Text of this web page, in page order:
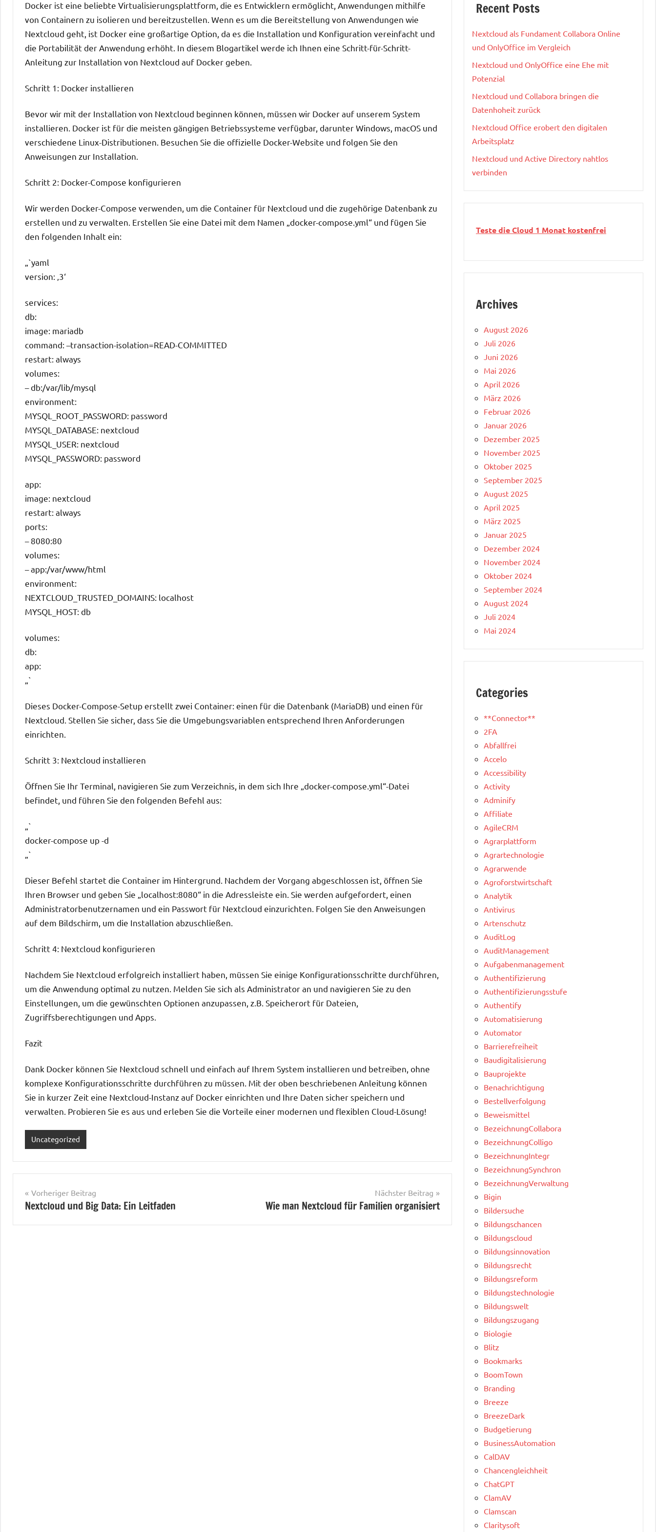
Docker ist eine beliebte Virtualisierungsplattform, die es Entwicklern ermöglicht, Anwendungen mithilfe
von Containern zu isolieren und bereitzustellen. Wenn es um die Bereitstellung von Anwendungen wie
Nextcloud geht, ist Docker eine großartige Option, da es die Installation und Konfiguration vereinfacht und
die Portabilität der Anwendung erhöht. In diesem Blogartikel werde ich Ihnen eine Schritt-für-Schritt-
Anleitung zur Installation von Nextcloud auf Docker geben.
Schritt 1: Docker installieren
Bevor wir mit der Installation von Nextcloud beginnen können, müssen wir Docker auf unserem System
installieren. Docker ist für die meisten gängigen Betriebssysteme verfügbar, darunter Windows, macOS und
verschiedene Linux-Distributionen. Besuchen Sie die offizielle Docker-Website und folgen Sie den
Anweisungen zur Installation.
Schritt 2: Docker-Compose konfigurieren
Wir werden Docker-Compose verwenden, um die Container für Nextcloud und die zugehörige Datenbank zu
erstellen und zu verwalten. Erstellen Sie eine Datei mit dem Namen „docker-compose.yml“ und fügen Sie
den folgenden Inhalt ein:
„`yaml
version: ‚3‘
services:
db:
image: mariadb
command: –transaction-isolation=READ-COMMITTED
restart: always
volumes:
– db:/var/lib/mysql
environment:
MYSQL_ROOT_PASSWORD: password
MYSQL_DATABASE: nextcloud
MYSQL_USER: nextcloud
MYSQL_PASSWORD: password
app:
image: nextcloud
restart: always
ports:
– 8080:80
volumes:
– app:/var/www/html
environment:
NEXTCLOUD_TRUSTED_DOMAINS: localhost
MYSQL_HOST: db
volumes:
db:
app:
„`
Dieses Docker-Compose-Setup erstellt zwei Container: einen für die Datenbank (MariaDB) und einen für
Nextcloud. Stellen Sie sicher, dass Sie die Umgebungsvariablen entsprechend Ihren Anforderungen
einrichten.
Schritt 3: Nextcloud installieren
Öffnen Sie Ihr Terminal, navigieren Sie zum Verzeichnis, in dem sich Ihre „docker-compose.yml“-Datei
befindet, und führen Sie den folgenden Befehl aus:
„`
docker-compose up -d
„`
Dieser Befehl startet die Container im Hintergrund. Nachdem der Vorgang abgeschlossen ist, öffnen Sie
Ihren Browser und geben Sie „localhost:8080“ in die Adressleiste ein. Sie werden aufgefordert, einen
Administratorbenutzernamen und ein Passwort für Nextcloud einzurichten. Folgen Sie den Anweisungen
auf dem Bildschirm, um die Installation abzuschließen.
Schritt 4: Nextcloud konfigurieren
Nachdem Sie Nextcloud erfolgreich installiert haben, müssen Sie einige Konfigurationsschritte durchführen,
um die Anwendung optimal zu nutzen. Melden Sie sich als Administrator an und navigieren Sie zu den
Einstellungen, um die gewünschten Optionen anzupassen, z.B. Speicherort für Dateien,
Zugriffsberechtigungen und Apps.
Fazit
Dank Docker können Sie Nextcloud schnell und einfach auf Ihrem System installieren und betreiben, ohne
komplexe Konfigurationsschritte durchführen zu müssen. Mit der oben beschriebenen Anleitung können
Sie in kurzer Zeit eine Nextcloud-Instanz auf Docker einrichten und Ihre Daten sicher speichern und
verwalten. Probieren Sie es aus und erleben Sie die Vorteile einer modernen und flexiblen Cloud-Lösung!
Uncategorized
Beitragsnavigation
Vorheriger Beitrag
Nextcloud und Big Data: Ein Leitfaden
Nächster Beitrag
Wie man Nextcloud für Familien organisiert
Recent Posts
Nextcloud als Fundament Collabora Online
und OnlyOffice im Vergleich
Nextcloud und OnlyOffice eine Ehe mit
Potenzial
Nextcloud und Collabora bringen die
Datenhoheit zurück
Nextcloud Office erobert den digitalen
Arbeitsplatz
Nextcloud und Active Directory nahtlos
verbinden
Teste die Cloud 1 Monat kostenfrei
Archives
August 2026
Juli 2026
Juni 2026
Mai 2026
April 2026
März 2026
Februar 2026
Januar 2026
Dezember 2025
November 2025
Oktober 2025
September 2025
August 2025
April 2025
März 2025
Januar 2025
Dezember 2024
November 2024
Oktober 2024
September 2024
August 2024
Juli 2024
Mai 2024
Categories
**Connector**
2FA
Abfallfrei
Accelo
Accessibility
Activity
Adminify
Affiliate
AgileCRM
Agrarplattform
Agrartechnologie
Agrarwende
Agroforstwirtschaft
Analytik
Antivirus
Artenschutz
AuditLog
AuditManagement
Aufgabenmanagement
Authentifizierung
Authentifizierungsstufe
Authentify
Automatisierung
Automator
Barrierefreiheit
Baudigitalisierung
Bauprojekte
Benachrichtigung
Bestellverfolgung
Beweismittel
BezeichnungCollabora
BezeichnungColligo
BezeichnungIntegr
BezeichnungSynchron
BezeichnungVerwaltung
Bigin
Bildersuche
Bildungschancen
Bildungscloud
Bildungsinnovation
Bildungsrecht
Bildungsreform
Bildungstechnologie
Bildungswelt
Bildungszugang
Biologie
Blitz
Bookmarks
BoomTown
Branding
Breeze
BreezeDark
Budgetierung
BusinessAutomation
CalDAV
Chancengleichheit
ChatGPT
ClamAV
Clamscan
Claritysoft